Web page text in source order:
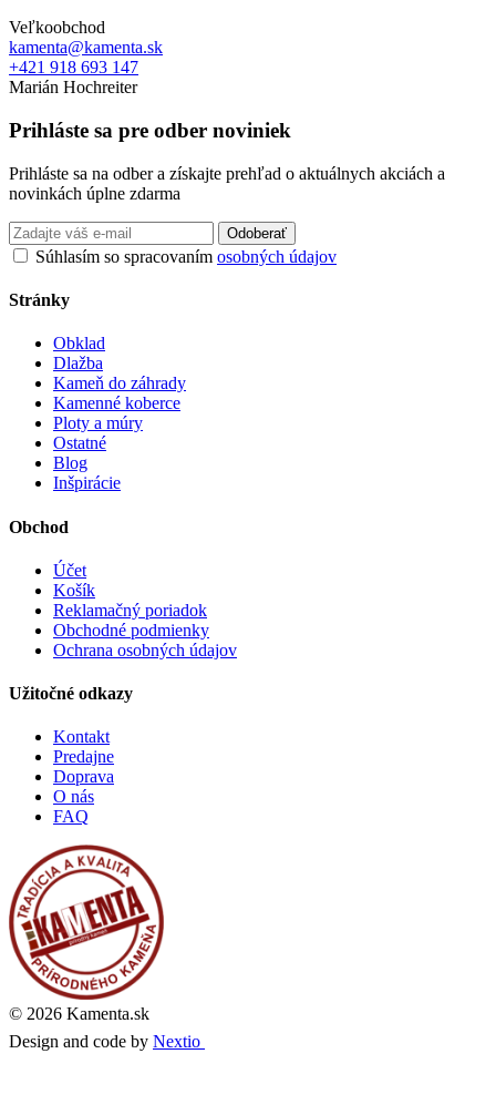
Veľkoobchod
kamenta@kamenta.sk
+421 918 693 147
Marián Hochreiter
Prihláste sa pre odber noviniek
Prihláste sa na odber a získajte prehľad o aktuálnych akciách a
novinkách úplne zdarma
Odoberať
Súhlasím so spracovaním osobných údajov
Stránky
Obklad
Dlažba
Kameň do záhrady
Kamenné koberce
Ploty a múry
Ostatné
Blog
Inšpirácie
Obchod
Účet
Košík
Reklamačný poriadok
Obchodné podmienky
Ochrana osobných údajov
Užitočné odkazy
Kontakt
Predajne
Doprava
O nás
FAQ
© 2026 Kamenta.sk
Design and code by Nextio